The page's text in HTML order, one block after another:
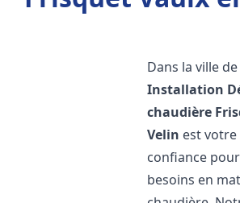
Dans la ville
Installation
chaudière
Velin est
confiance
besoins en